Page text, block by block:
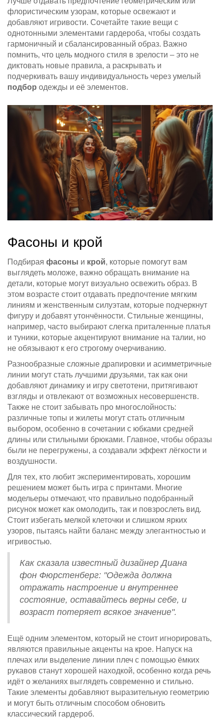
флористическим узорам, которые освежают и
добавляют игривости. Сочетайте такие вещи с
однотонными элементами гардероба, чтобы создать
гармоничный и сбалансированный образ. Важно
помнить, что цель модного стиля в зрелости – это не
диктовать новые правила, а раскрывать и
подчеркивать вашу индивидуальность через умелый
подбор одежды и её элементов.
Фасоны и крой
Подбирая фасоны и крой, которые помогут вам
выглядеть моложе, важно обращать внимание на
детали, которые могут визуально освежить образ. В
этом возрасте стоит отдавать предпочтение мягким
линиям и женственным силуэтам, которые подчеркнут
фигуру и добавят утончённости. Стильные женщины,
например, часто выбирают слегка приталенные платья
и туники, которые акцентируют внимание на талии, но
не обязывают к его строгому очерчиванию.
Разнообразные сложные драпировки и асимметричные
линии могут стать лучшими друзьями, так как они
добавляют динамику и игру светотени, притягивают
взгляды и отвлекают от возможных несовершенств.
Также не стоит забывать про многослойность:
различные топы и жилеты могут стать отличным
выбором, особенно в сочетании с юбками средней
длины или стильными брюками. Главное, чтобы образы
были не перегружены, а создавали эффект лёгкости и
воздушности.
Для тех, кто любит экспериментировать, хорошим
решением может быть игра с принтами. Многие
модельеры отмечают, что правильно подобранный
рисунок может как омолодить, так и повзрослеть вид.
Стоит избегать мелкой клеточки и слишком ярких
узоров, пытаясь найти баланс между элегантностью и
игривостью.
Как сказала известный дизайнер Диана
фон Фюрстенберг: "Одежда должна
отражать настроение и внутреннее
состояние, оставайтесь верны себе, и
возраст потеряет всякое значение".
Ещё одним элементом, который не стоит игнорировать,
являются правильные акценты на крое. Напуск на
плечах или выделение линии плеч с помощью ёмких
рукавов станут хорошей находкой, особенно когда речь
идёт о желаниях выглядеть современно и стильно.
Такие элементы добавляют выразительную геометрию
и могут быть отличным способом обновить
классический гардероб.